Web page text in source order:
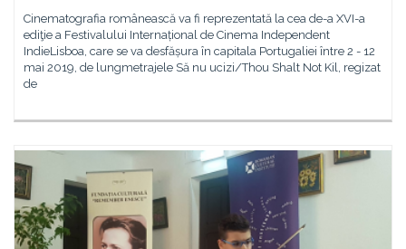
Cinematografia românească va fi reprezentată la cea de-a XVI-a
ediţie a Festivalului Internațional de Cinema Independent
IndieLisboa, care se va desfășura în capitala Portugaliei între 2 - 12
mai 2019, de lungmetrajele Să nu ucizi/Thou Shalt Not Kil, regizat
de